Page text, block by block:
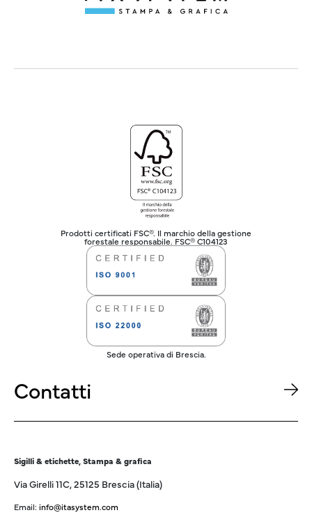
Prodotti certificati FSC®. Il marchio della gestione
forestale responsabile. FSC® C104123
Sede operativa di Brescia.
Contatti
Sigilli & etichette, Stampa & grafica
Via Girelli 11C, 25125 Brescia (Italia)
Email: info@itasystem.com